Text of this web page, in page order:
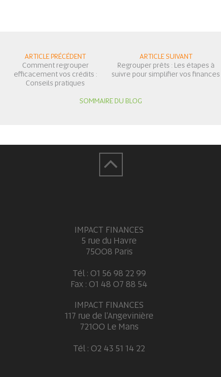
ARTICLE PRÉCÉDENT
Comment regrouper
efficacement vos crédits :
Conseils pratiques
ARTICLE SUIVANT
Regrouper prêts : Les étapes à
suivre pour simplifier vos finances
SOMMAIRE DU BLOG
IMPACT FINANCES
5 rue du Havre
75008 Paris
Tél : 01 56 98 22 99
Fax : 01 48 07 88 54
IMPACT FINANCES
117 rue de l'Angevinière
72100 Le Mans
Tél : 02 43 51 14 22